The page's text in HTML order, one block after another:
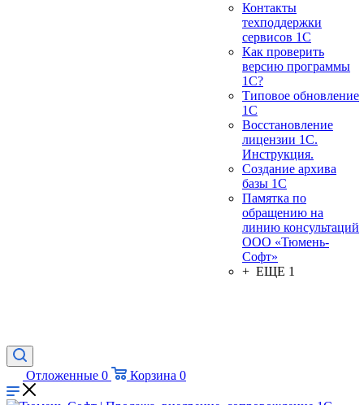
Контакты
техподдержки
сервисов 1С
Как проверить
версию программы
1С?
Типовое обновление
1С
Восстановление
лицензии 1С.
Инструкция.
Создание архива
базы 1С
Памятка по
обращению на
линию консультаций
ООО «Тюмень-
Софт»
+ ЕЩЕ 1
Отложенные 0 Корзина 0